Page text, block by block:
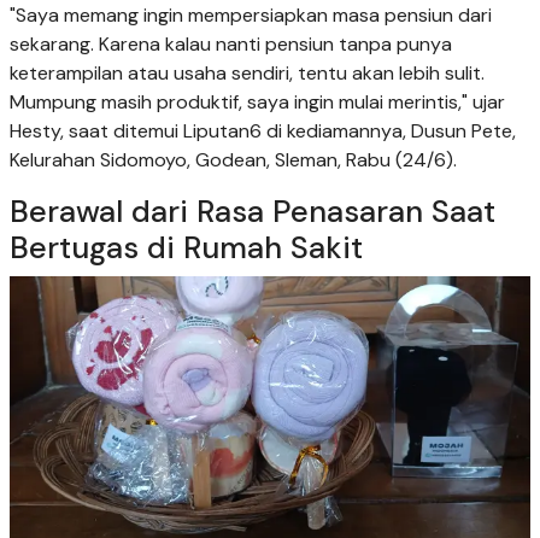
"Saya memang ingin mempersiapkan masa pensiun dari
sekarang. Karena kalau nanti pensiun tanpa punya
keterampilan atau usaha sendiri, tentu akan lebih sulit.
Mumpung masih produktif, saya ingin mulai merintis," ujar
Hesty, saat ditemui Liputan6 di kediamannya, Dusun Pete,
Kelurahan Sidomoyo, Godean, Sleman, Rabu (24/6).
Berawal dari Rasa Penasaran Saat
Bertugas di Rumah Sakit